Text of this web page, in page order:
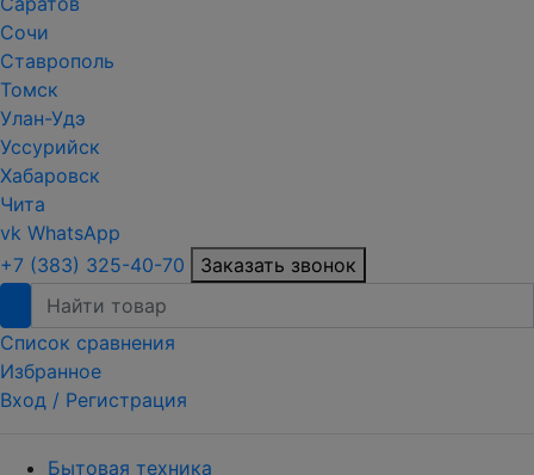
Сочи
Ставрополь
Томск
Улан-Удэ
Уссурийск
Хабаровск
Чита
vk WhatsApp
+7 (383) 325-40-70
Заказать звонок
Список сравнения
Избранное
Вход / Регистрация
Бытовая техника